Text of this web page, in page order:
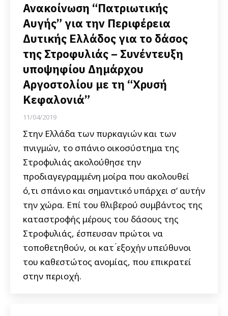
Ανακοίνωση “Πατριωτικής
Αυγής” για την Περιφέρεια
Δυτικής Ελλάδος για το δάσος
της Στροφυλιάς – Συνέντευξη
υποψηφίου Δημάρχου
Αργοστολίου με τη “Χρυσή
Κεφαλονιά”
11/04/2019
Στην Ελλάδα των πυρκαγιών και των
πνιγμών, το σπάνιο οικοσύστημα της
Στροφυλιάς ακολούθησε την
προδιαγεγραμμένη μοίρα που ακολουθεί
ό,τι σπάνιο και σημαντικό υπάρχει σ’ αυτήν
την χώρα. Επί του θλιβερού συμβάντος της
καταστροφής μέρους του δάσους της
Στροφυλιάς, έσπευσαν πρώτοι να
τοποθετηθούν, οι κατ ́εξοχήν υπεύθυνοι
του καθεστώτος ανομίας, που επικρατεί
στην περιοχή.